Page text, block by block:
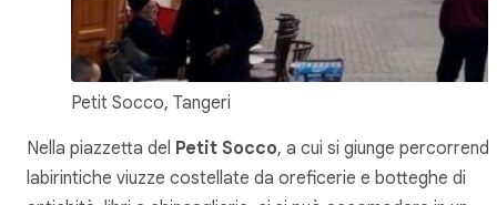
Petit Socco, Tangeri
Nella piazzetta del Petit Socco, a cui si giunge
labirintiche viuzze costellate da oreficerie e botteghe di